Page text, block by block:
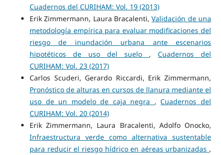
Cuadernos del CURIHAM: Vol. 19 (2013)
Erik Zimmermann, Laura Bracalenti,Validación de una
metodología empírica para evaluar modificaciones del
riesgo de inundación urbana ante escenarios
hipotéticos de uso del suelo ,Cuadernos del
CURIHAM: Vol. 23 (2017)
Carlos Scuderi, Gerardo Riccardi, Erik Zimmermann,
Pronóstico de alturas en cursos de llanura mediante el
uso de un modelo de caja negra ,Cuadernos del
CURIHAM: Vol. 20 (2014)
Erik Zimmermann, Laura Bracalenti, Adolfo Onocko,
Infraestructura verde como alternativa sustentable
para reducir el riesgo hídrico en aéreas urbanizadas ,